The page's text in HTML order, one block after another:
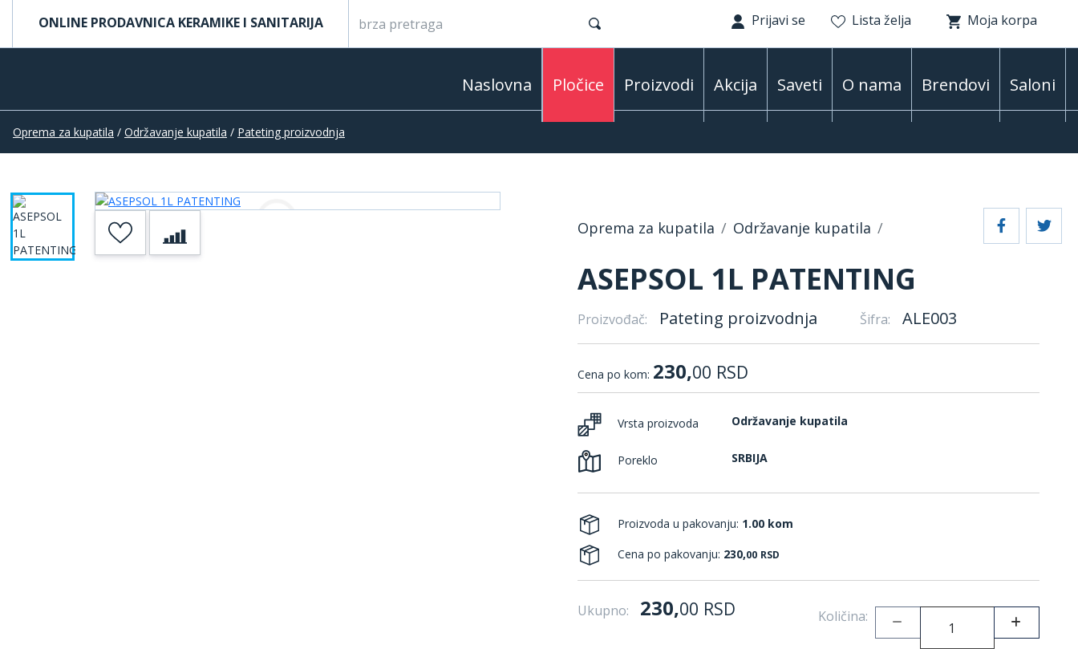
ONLINE PRODAVNICA KERAMIKE I SANITARIJA Prijavi se Lista želja Moja korpa
Naslovna Pločice Proizvodi Akcija Saveti O nama Brendovi Saloni
Oprema za kupatila / Održavanje kupatila / Pateting proizvodnja
Oprema za kupatila Održavanje kupatila
ASEPSOL 1L PATENTING
Proizvođač: Pateting proizvodnja Šifra: ALE003
Cena po kom: 230,00 RSD
Vrsta proizvoda Održavanje kupatila
Poreklo SRBIJA
Proizvoda u pakovanju: 1.00 kom
Cena po pakovanju: 230,00 RSD
Ukupno: 230,00 RSD Količina: